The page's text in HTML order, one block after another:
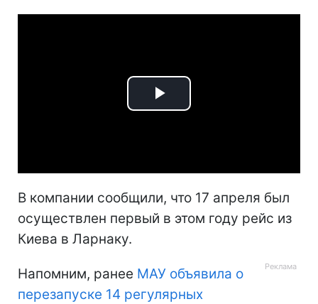
Play
В компании сообщили, что 17 апреля был
осуществлен первый в этом году рейс из
Киева в Ларнаку.
Напомним, ранее МАУ объявила о
перезапуске 14 регулярных